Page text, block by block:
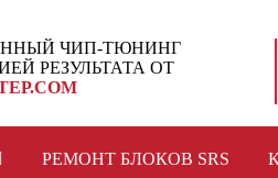
ЧИП-ТЮНИНГ
РЕЗУЛЬТАТА ОТ
РЕМОНТ БЛОКОВ SRS